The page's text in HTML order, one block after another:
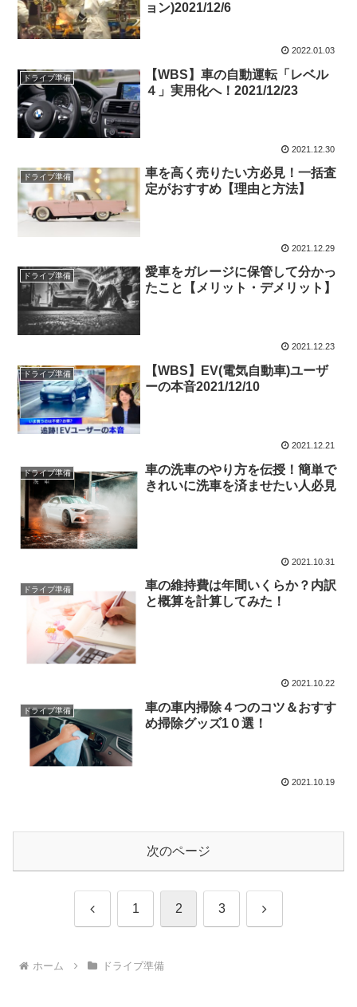
ョン)2021/12/6
2022.01.03
ドライブ準備
【WBS】車の自動運転「レベル
４」実用化へ！2021/12/23
2021.12.30
ドライブ準備
車を高く売りたい方必見！一括査
定がおすすめ【理由と方法】
2021.12.29
ドライブ準備
愛車をガレージに保管して分かっ
たこと【メリット・デメリット】
2021.12.23
ドライブ準備
【WBS】EV(電気自動車)ユーザ
ーの本音2021/12/10
2021.12.21
ドライブ準備
車の洗車のやり方を伝授！簡単で
きれいに洗車を済ませたい人必見
2021.10.31
ドライブ準備
車の維持費は年間いくらか？内訳
と概算を計算してみた！
2021.10.22
ドライブ準備
車の車内掃除４つのコツ＆おすす
め掃除グッズ1０選！
2021.10.19
次のページ
前 1 2 3 次
ホーム ドライブ準備